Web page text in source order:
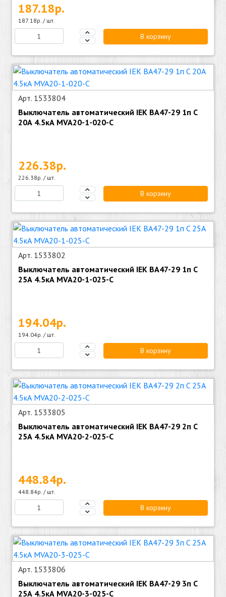
187.18р.
187.18р. / шт.
В корзину
Арт. 1533804
Выключатель автоматический IEK ВА47-29 1п C
20А 4.5кА MVA20-1-020-C
226.38р.
226.38р. / шт.
В корзину
Арт. 1533802
Выключатель автоматический IEK ВА47-29 1п C
25А 4.5кА MVA20-1-025-C
194.04р.
194.04р. / шт.
В корзину
Арт. 1533805
Выключатель автоматический IEK ВА47-29 2п C
25А 4.5кА MVA20-2-025-C
448.84р.
448.84р. / шт.
В корзину
Арт. 1533806
Выключатель автоматический IEK ВА47-29 3п C
25А 4.5кА MVA20-3-025-C